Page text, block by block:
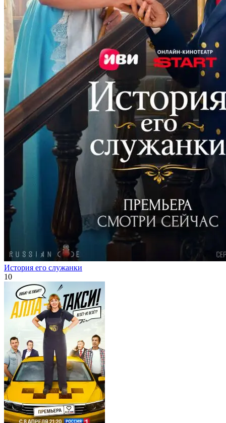
История его служанки
10